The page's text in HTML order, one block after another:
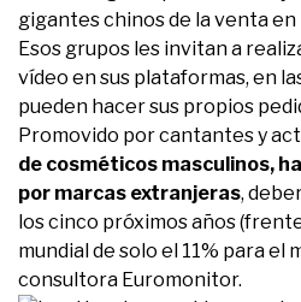
gigantes chinos de la venta en
Esos grupos les invitan a
vídeo en sus plataformas, en
pueden hacer sus propios
Promovido por cantantes y
de cosméticos masculinos,
por marcas extranjeras,
los cinco próximos años
mundial de solo el 11% para el
consultora Euromonitor.